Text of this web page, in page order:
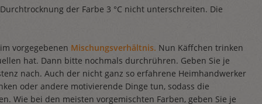
der Farbe 3 °C nicht unterschreiten. Die
vorgegebenen Mischungsverhältnis. Nun Käffchen trinken
hat. Dann bitte nochmals durchrühren. Geben Sie je
nach. Auch der nicht ganz so erfahrene Heimhandwerker
oder andere motivierende Dinge tun, sodass die
Wie bei den meisten vorgemischten Farben, geben Sie je